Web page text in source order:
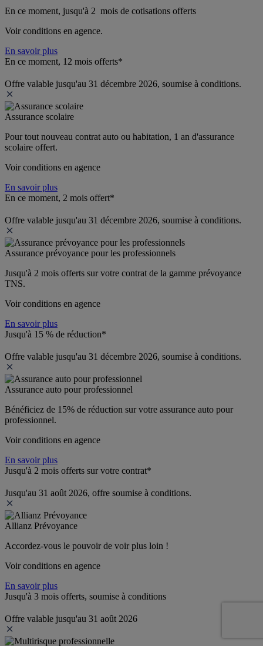
En ce moment, jusqu'à 2  mois de cotisations offerts
Voir conditions en agence.
En savoir plus
En ce moment, 12 mois offerts*
Offre valable jusqu'au 31 décembre 2026, soumise à conditions.
Assurance scolaire
Pour tout nouveau contrat auto ou habitation, 1 an d'assurance
scolaire offert.
Voir conditions en agence
En savoir plus
En ce moment, 2 mois offert*
Offre valable jusqu'au 31 décembre 2026, soumise à conditions.
Assurance prévoyance pour les professionnels
Jusqu'à 2 mois offerts sur votre contrat de la gamme prévoyance
TNS.
Voir conditions en agence
En savoir plus
Jusqu'à 15 % de réduction*
Offre valable jusqu'au 31 décembre 2026, soumise à conditions.
Assurance auto pour professionnel
Bénéficiez de 15% de réduction sur votre assurance auto pour
professionnel.
Voir conditions en agence
En savoir plus
Jusqu'à 2 mois offerts sur votre contrat*
Jusqu'au 31 août 2026, offre soumise à conditions.
Allianz Prévoyance
Accordez-vous le pouvoir de voir plus loin !
Voir conditions en agence
En savoir plus
Jusqu'à 3 mois offerts, soumise à conditions
Offre valable jusqu'au 31 août 2026